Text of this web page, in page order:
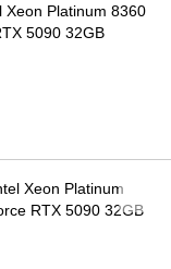
Xeon Platinum 8360
5090 32GB